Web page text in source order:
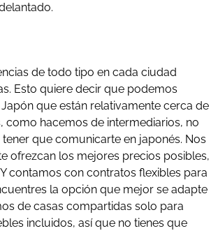
de todo tipo en cada ciudad
Esto quiere decir que podemos
que están relativamente cerca de
como hacemos de intermediarios, no
que comunicarte en japonés. Nos
ofrezcan los mejores precios posibles,
contamos con contratos flexibles para
la opción que mejor se adapte
de casas compartidas solo para
incluidos, así que no tienes que